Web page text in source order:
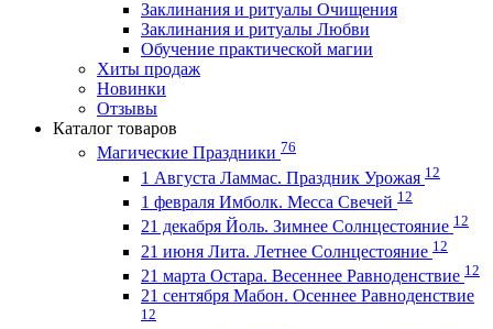
Заклинания и ритуалы Очищения
Заклинания и ритуалы Любви
Обучение практической магии
Хиты продаж
Новинки
Отзывы
Каталог товаров
Магические Праздники 76
1 Августа Ламмас. Праздник Урожая 12
1 февраля Имболк. Месса Свечей 12
21 декабря Йоль. Зимнее Солнцестояние 12
21 июня Лита. Летнее Солнцестояние 12
21 марта Остара. Весеннее Равноденствие 12
21 сентября Мабон. Осеннее Равноденствие
12